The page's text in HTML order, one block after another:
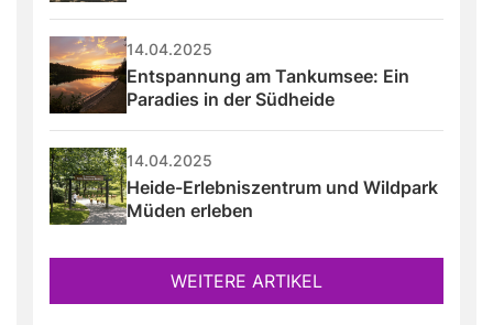
14.04.2025
Entspannung am Tankumsee: Ein
Paradies in der Südheide
14.04.2025
Heide-Erlebniszentrum und Wildpark
Müden erleben
WEITERE ARTIKEL